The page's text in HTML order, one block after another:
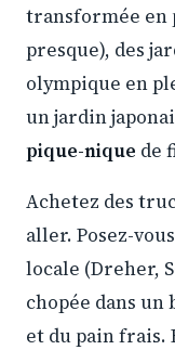
transformée en
presque), des
olympique en
un jardin
pique-nique de
Achetez des
aller. Posez-
locale (Dreher,
chopée dans un
et du pain frais.